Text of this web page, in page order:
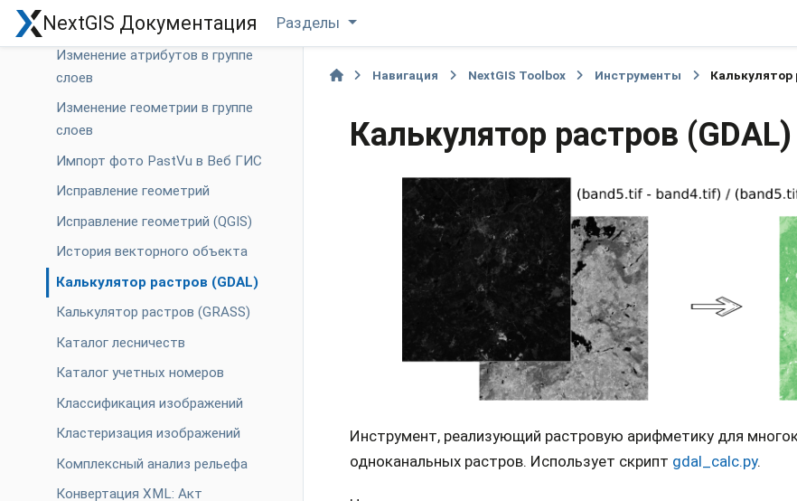
NextGIS Документация Разделы
Извлечь высоты
Изменение атрибутов в группе
слоев
Изменение геометрии в группе
слоев
Импорт фото PastVu в Веб ГИС
Исправление геометрий
Исправление геометрий (QGIS)
История векторного объекта
Калькулятор растров (GDAL)
Калькулятор растров (GRASS)
Каталог лесничеств
Каталог учетных номеров
Классификация изображений
Кластеризация изображений
Комплексный анализ рельефа
Конвертация XML: Акт
Навигация NextGIS Toolbox Инструменты Калькулятор
Калькулятор растров (GDAL)
Инструмент, реализующий растровую арифметику для
одноканальных растров. Использует скрипт gdal_calc.py.